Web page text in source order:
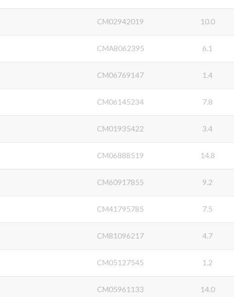
CM02942019 10.0
CMA8062395 6.1
CM06769147 1.4
CM06145234 7.8
CM01935422 3.4
CM06888519 14.8
CM60917855 9.2
CM41795785 7.5
CM81096217 4.7
CM05127545 1.2
CM05961133 14.0